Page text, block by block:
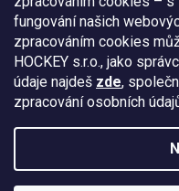
fungování našich
zpracováním cookies
HOCKEY s.r.o., jako
údaje najdeš zde,
zpracování osobních
SLEDUJ NÁS